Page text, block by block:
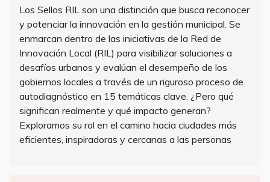
Los Sellos RIL son una distinción que busca reconocer
y potenciar la innovación en la gestión municipal. Se
enmarcan dentro de las iniciativas de la Red de
Innovación Local (RIL) para visibilizar soluciones a
desafíos urbanos y evalúan el desempeño de los
gobiernos locales a través de un riguroso proceso de
autodiagnóstico en 15 temáticas clave. ¿Pero qué
significan realmente y qué impacto generan?
Exploramos su rol en el camino hacia ciudades más
eficientes, inspiradoras y cercanas a las personas